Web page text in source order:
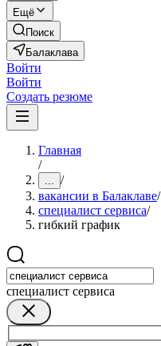
Ещё
Поиск
Балаклава
Войти
Войти
Создать резюме
Главная
/
... /
вакансии в Балаклаве/
специалист сервиса/
гибкий график
специалист сервиса